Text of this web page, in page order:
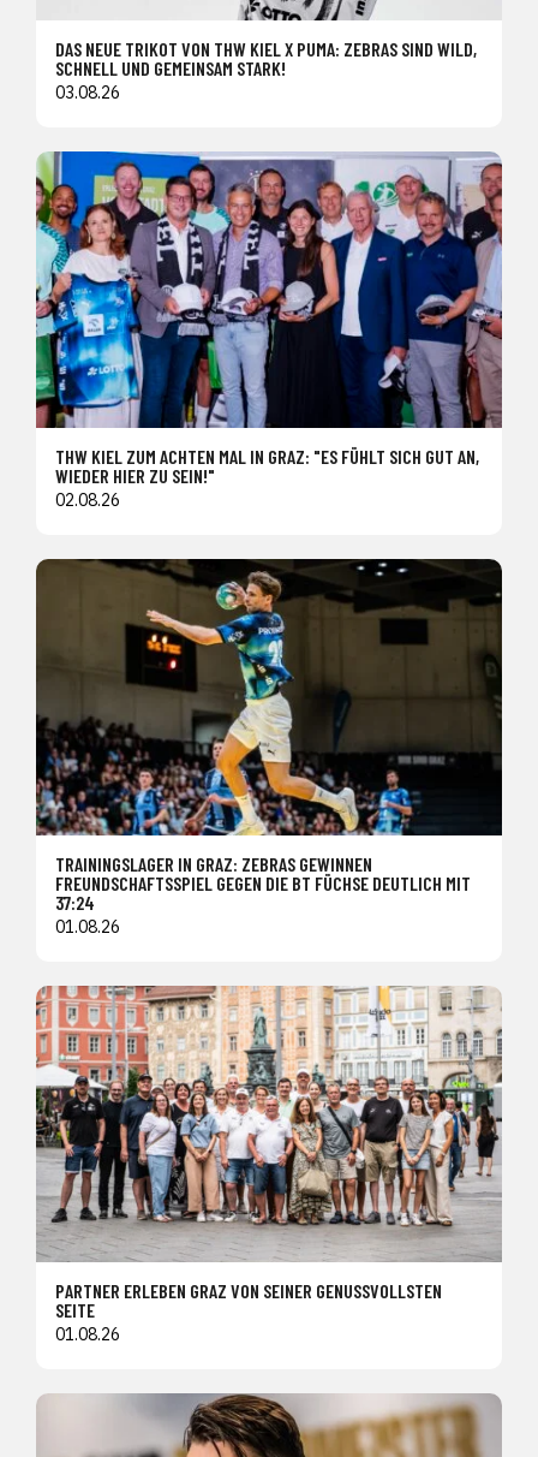
DAS NEUE TRIKOT VON THW KIEL X PUMA: ZEBRAS SIND WILD,
SCHNELL UND GEMEINSAM STARK!
03.08.26
THW KIEL ZUM ACHTEN MAL IN GRAZ: "ES FÜHLT SICH GUT AN,
WIEDER HIER ZU SEIN!"
02.08.26
TRAININGSLAGER IN GRAZ: ZEBRAS GEWINNEN
FREUNDSCHAFTSSPIEL GEGEN DIE BT FÜCHSE DEUTLICH MIT
37:24
01.08.26
PARTNER ERLEBEN GRAZ VON SEINER GENUSSVOLLSTEN
SEITE
01.08.26